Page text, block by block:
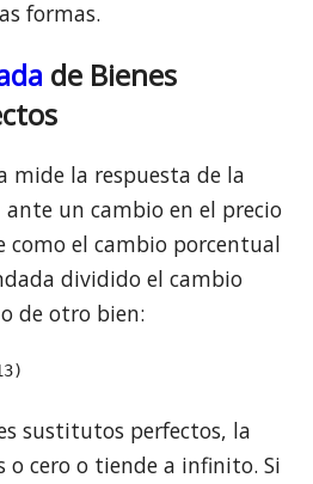
formas.
de Bienes
mide la respuesta de la
un cambio en el precio
como el cambio porcentual
dividido el cambio
de otro bien:
sustitutos perfectos, la
o cero o tiende a infinito. Si